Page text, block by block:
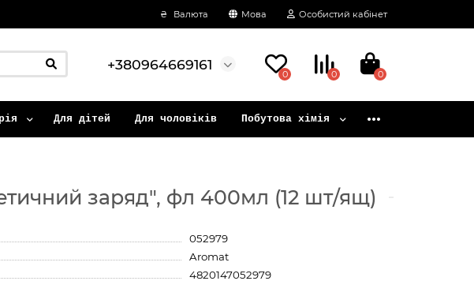
₴ Валюта Мова Особистий кабінет
+380964669161
0 0 0
Для дітей Для чоловіків Побутова хімія
заряд", фл 400мл (12 шт/ящ)
052979
Aromat
4820147052979